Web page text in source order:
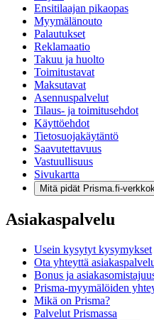
Ensitilaajan pikaopas
Myymälänouto
Palautukset
Reklamaatio
Takuu ja huolto
Toimitustavat
Maksutavat
Asennuspalvelut
Tilaus- ja toimitusehdot
Käyttöehdot
Tietosuojakäytäntö
Saavutettavuus
Vastuullisuus
Sivukartta
Mitä pidät Prisma.fi-
Asiakaspalvelu
Usein kysytyt kysymykset
Ota yhteyttä
Bonus ja
Prisma-myymälöiden
Mikä on Prisma?
Palvelut Prismassa